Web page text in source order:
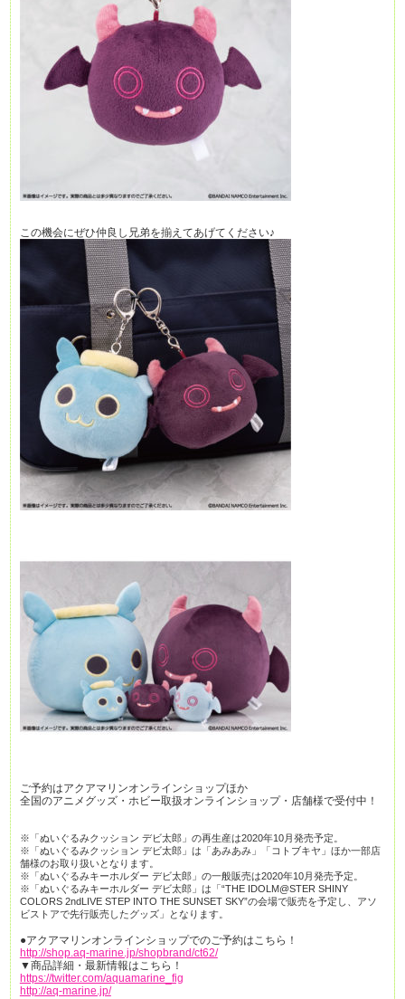
この機会にぜひ仲良し兄弟を揃えてあげてください♪
ご予約はアクアマリンオンラインショップほか
全国のアニメグッズ・ホビー取扱オンラインショップ・店舗様で受付中！
※「ぬいぐるみクッション デビ太郎」の再生産は2020年10月発売予定。
※「ぬいぐるみクッション デビ太郎」は「あみあみ」「コトブキヤ」ほか一部店
舗様のお取り扱いとなります。
※「ぬいぐるみキーホルダー デビ太郎」の一般販売は2020年10月発売予定。
※「ぬいぐるみキーホルダー デビ太郎」は「“THE IDOLM@STER SHINY
COLORS 2ndLIVE STEP INTO THE SUNSET SKY”の会場で販売を予定し、アソ
ビストアで先行販売したグッズ」となります。
●アクアマリンオンラインショップでのご予約はこちら！
http://shop.aq-marine.jp/shopbrand/ct62/
▼商品詳細・最新情報はこちら！
https://twitter.com/aquamarine_fig
http://aq-marine.jp/